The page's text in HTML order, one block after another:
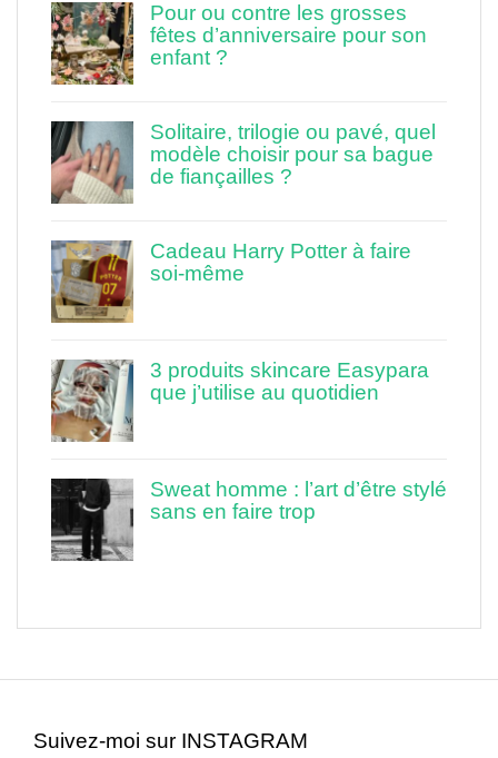
Pour ou contre les grosses
fêtes d’anniversaire pour son
enfant ?
Solitaire, trilogie ou pavé, quel
modèle choisir pour sa bague
de fiançailles ?
Cadeau Harry Potter à faire
soi-même
3 produits skincare Easypara
que j’utilise au quotidien
Sweat homme : l’art d’être stylé
sans en faire trop
Suivez-moi sur INSTAGRAM